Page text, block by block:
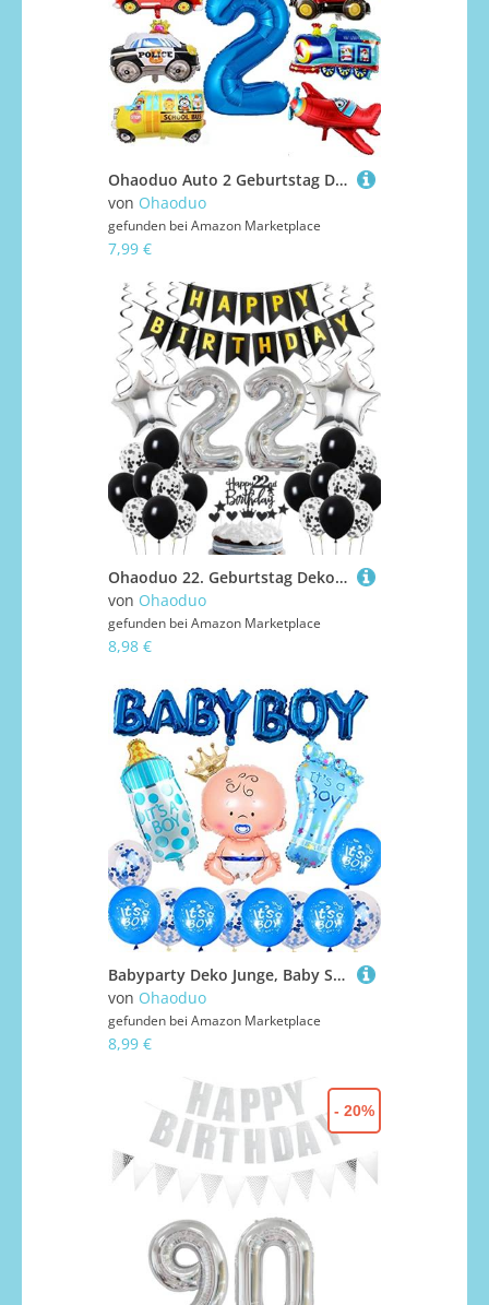
Ohaoduo Auto 2 Geburtstag Deko, 2. Geburtstag BAU Dekoration, 2 Jahr Auto Kindergeburtstag Deko, Junge Auto Folienballon Ingenieurfahrzeug Feuerwehrauto Flugzeug Polizeiauto Schulbus Zug
von Ohaoduo
gefunden bei Amazon Marketplace
7,99 €
Ohaoduo 22. Geburtstag Dekoration, Geburtstagsdeko 22 Jahre Männer, 22. Geburtstag Mann Deko, 22 Ballon Schwarz und Silber Deko, Luftballon 22. Party , 22 Mann Frau
von Ohaoduo
gefunden bei Amazon Marketplace
8,98 €
Babyparty Deko Junge, Baby Shower Dekoratione Jungen, It's A Boy Luftballons Blau, Baby Dusche Party Deko, XXL Folienballon als Geschenk zur Geburt eines Jungen …
von Ohaoduo
gefunden bei Amazon Marketplace
8,99 €
- 20%